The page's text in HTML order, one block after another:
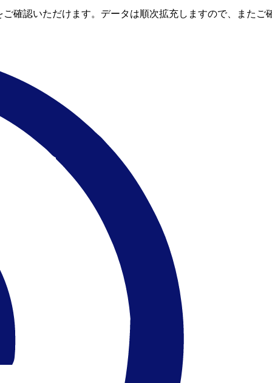
確認いただけます。データは順次拡充しますので、またご